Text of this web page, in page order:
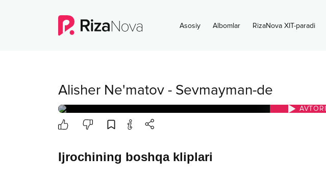
Asosiy Albomlar RizaNova XIT-paradi
Alisher Ne'matov - Sevmayman-de
Ijrochining boshqa kliplari